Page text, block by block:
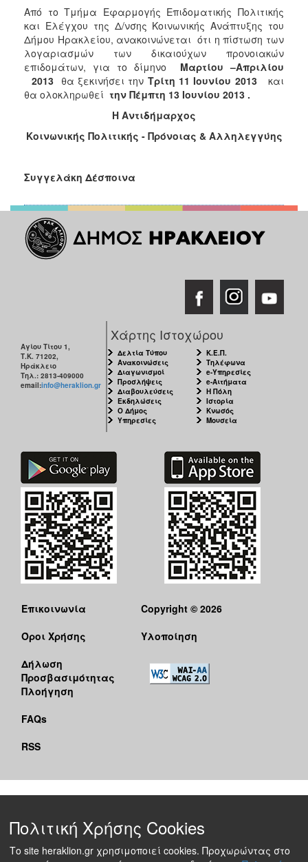
Δημιουργικής
Απασχόλησης
Παιδιών
(Κ.Δ.Α.Π.)
Κέντρα
Ημερήσιας
Φροντίδας
Κ.Δ.Α.Π.Α.μεΑ.
&
Βρεφονηπιακών
Σταθμών
Δημοτικό
Ιατρείο
Κοινωνικό
Φαρμακείο
Παντοπωλείο
Φύλων
Υγεία
Αυτόματοι
Απινιδωτές
ΔΗΜΟΣ
ΠΟΛΙΤΙΣΜΟΣ
Από το Τμήμα Εφαρμογής Επιδοματικής Πολιτικής
και Ελέγχου της Δ/νσης Κοινωνικής Ανάπτυξης του
Δήμου Ηρακλείου, ανακοινώνεται ότι η πίστωση των
λογαριασμών των δικαιούχων προνοιακών
επιδομάτων, για το δίμηνο
Μαρτίου –Απριλίου
2013 θα ξεκινήσει την Τρίτη 11 Ιουνίου 2013και
θα ολοκληρωθεί την Πέμπτη 13 Ιουνίου 2013 .
Η Αντιδήμαρχος
Κοινωνικής Πολιτικής - Πρόνοιας & Αλληλεγγύης
Συγγελάκη Δέσποινα
Αγίου Τίτου 1,
Τ.Κ. 71202,
Ηράκλειο
Τηλ.: 2813-409000
email:info@heraklion.gr
Χάρτης Ιστοχώρου
Δελτία Τύπου
Ανακοινώσεις
Διαγωνισμοί
Προσλήψεις
Διαβουλεύσεις
Εκδηλώσεις
Ο Δήμος
Υπηρεσίες
Κ.Ε.Π.
Τηλέφωνα
e-Υπηρεσίες
e-Αιτήματα
Η Πόλη
Ιστορία
Κνωσός
Μουσεία
Επικοινωνία
Όροι Χρήσης
Δήλωση
Προσβασιμότητας
Πλοήγηση
FAQs
RSS
Copyright © 2026
Υλοποίηση
Πολιτική Χρήσης Cookies
Το site heraklion.gr χρησιμοποιεί cookies. Προχωρώντας στο